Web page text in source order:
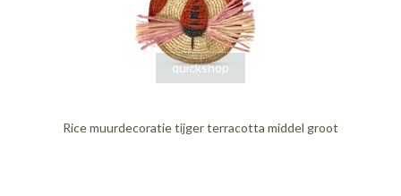
quickshop
Rice muurdecoratie tijger terracotta middel groot